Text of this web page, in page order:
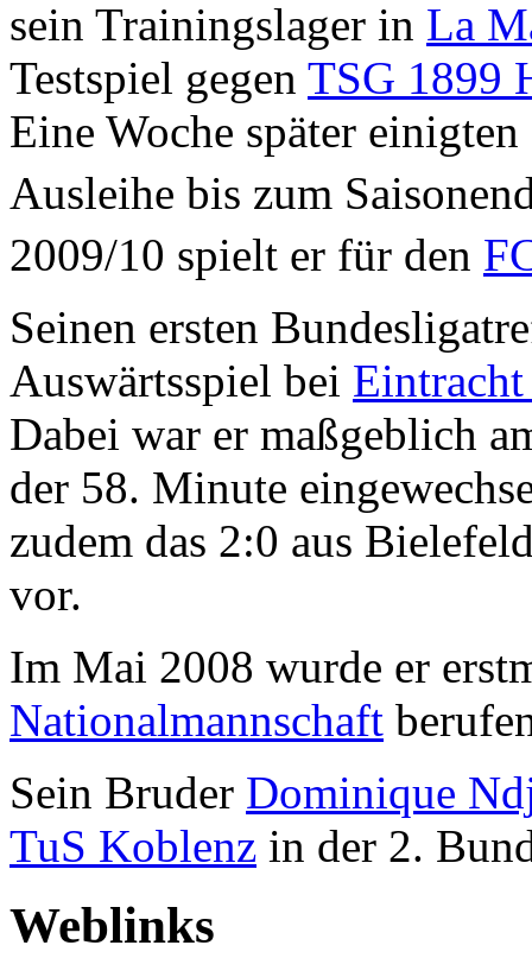
sein Trainingslager in La
Testspiel gegen TSG 1899
Eine Woche später
Ausleihe bis zum
2009/10 spielt er für den
Seinen ersten
Auswärtsspiel bei
Dabei war er maßgeblich
der 58. Minute
zudem das 2:0 aus
vor.
Im Mai 2008 wurde er
Nationalmannschaft
Sein Bruder Dominique
TuS Koblenz in der 2.
Weblinks